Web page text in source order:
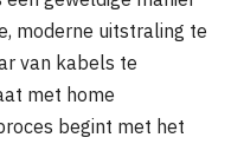
moderne uitstraling te
van kabels te
met home
begint met het